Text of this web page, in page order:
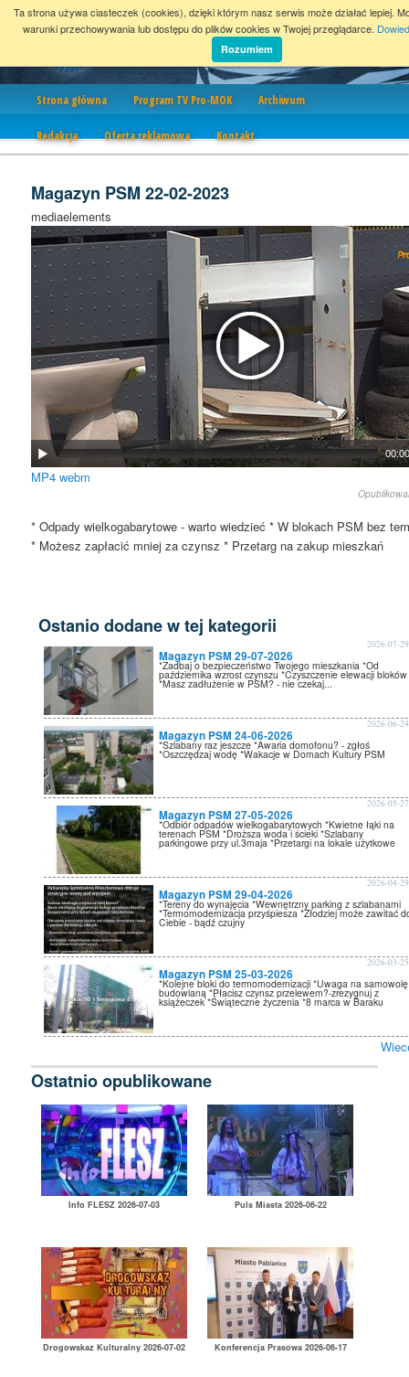
Strona główna Program TV Pro-MOK Archiwum
Redakcja Oferta reklamowa Kontakt
Magazyn PSM 22-02-2023
mediaelements
MP4 webm
* Odpady wielkogabarytowe - warto wiedzieć * W blokach PSM bez
* Możesz zapłacić mniej za czynsz * Przetarg na zakup mieszkań
Ostanio dodane w tej kategorii
Magazyn PSM 29-07-2026
2026-07-29
*Zadbaj o bezpieczeństwo Twojego mieszkania *Od
października wzrost czynszu *Czyszczenie elewacji bloków
*Masz zadłużenie w PSM? - nie czekaj...
Magazyn PSM 24-06-2026
2026-06-24
*Szlabany raz jeszcze *Awaria domofonu? - zgłoś
*Oszczędzaj wodę *Wakacje w Domach Kultury PSM
Magazyn PSM 27-05-2026
2026-05-27
*Odbiór odpadów wielkogabarytowych *Kwietne łąki na
terenach PSM *Droższa woda i ścieki *Szlabany
parkingowe przy ul.3maja *Przetargi na lokale użytkowe
Magazyn PSM 29-04-2026
2026-04-29
*Tereny do wynajęcia *Wewnętrzny parking z szlabanami
*Termomodernizacja przyśpiesza *Złodziej może zawitać
Ciebie - bądź czujny
Magazyn PSM 25-03-2026
2026-03-25
*Kolejne bloki do termomodernizacji *Uwaga na samowolę
budowlaną *Płacisz czynsz przelewem?-zrezygnuj z
książeczek *Świąteczne życzenia *8 marca w Baraku
Ostatnio opublikowane
Info FLESZ 2026-07-03 Puls Miasta 2026-06-22
Drogowskaz Kulturalny 2026-07-02 Konferencja Prasowa 2026-06-17
Ta strona używa ciasteczek (cookies), dzięki którym nasz serwis może działać lepiej.
warunki przechowywania lub dostępu do plików cookies w Twojej przeglądarce.
Rozumiem